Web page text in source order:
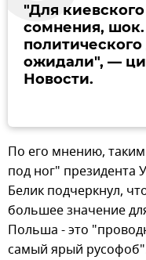
"Для
сомнения,
ожидали", —
Новости.
По его мнению,
под ног" президента
Белик подчеркнул,
большее значение
Польша - это
самый ярый